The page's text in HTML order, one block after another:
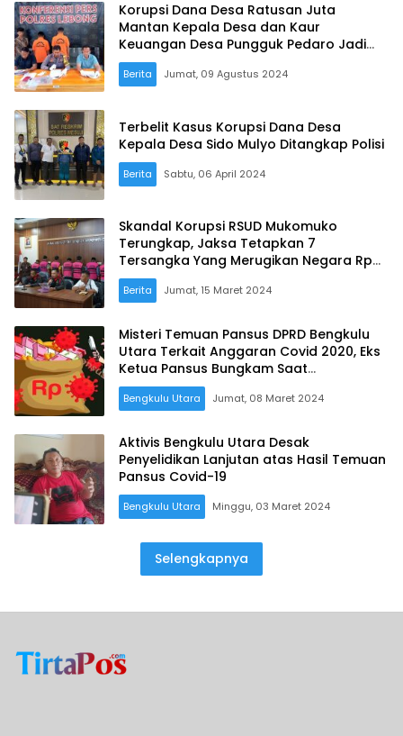
Korupsi Dana Desa Ratusan Juta
Mantan Kepala Desa dan Kaur
Keuangan Desa Pungguk Pedaro Jadi
Tersangka
Berita Jumat, 09 Agustus 2024
Terbelit Kasus Korupsi Dana Desa
Kepala Desa Sido Mulyo Ditangkap Polisi
Berita Sabtu, 06 April 2024
Skandal Korupsi RSUD Mukomuko
Terungkap, Jaksa Tetapkan 7
Tersangka Yang Merugikan Negara Rp
4,8 Miliar
Berita Jumat, 15 Maret 2024
Misteri Temuan Pansus DPRD Bengkulu
Utara Terkait Anggaran Covid 2020, Eks
Ketua Pansus Bungkam Saat
Dikonfirmasi Wartawan
Bengkulu Utara Jumat, 08 Maret 2024
Aktivis Bengkulu Utara Desak
Penyelidikan Lanjutan atas Hasil Temuan
Pansus Covid-19
Bengkulu Utara Minggu, 03 Maret 2024
Selengkapnya